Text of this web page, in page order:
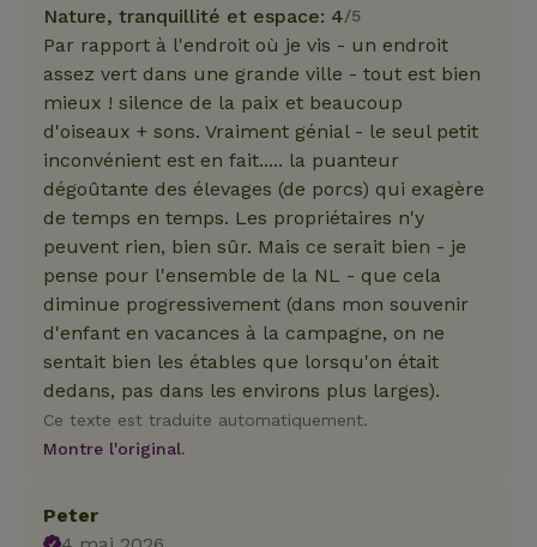
Nature, tranquillité et espace: 4/5
Par rapport à l'endroit où je vis - un endroit
assez vert dans une grande ville - tout est bien
mieux ! silence de la paix et beaucoup
d'oiseaux + sons. Vraiment génial - le seul petit
inconvénient est en fait..... la puanteur
dégoûtante des élevages (de porcs) qui exagère
de temps en temps. Les propriétaires n'y
peuvent rien, bien sûr. Mais ce serait bien - je
pense pour l'ensemble de la NL - que cela
diminue progressivement (dans mon souvenir
d'enfant en vacances à la campagne, on ne
sentait bien les étables que lorsqu'on était
dedans, pas dans les environs plus larges).
Ce texte est traduite automatiquement.
Montre l'original.
Peter